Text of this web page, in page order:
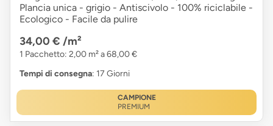
Plancia unica - grigio - Antiscivolo - 100% riciclabile -
Ecologico - Facile da pulire
34,00 € /m²
1 Pacchetto: 2,00 m² a 68,00 €
Tempi di consegna: 17 Giorni
CAMPIONE
PREMIUM